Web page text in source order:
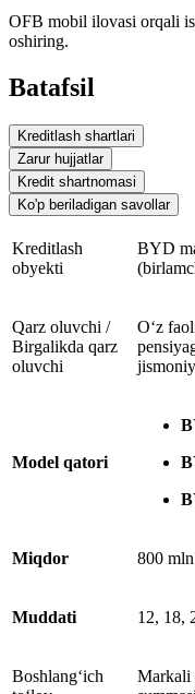
OFB mobil ilovasi orqali
oshiring.
Batafsil
Kreditlash shartlari
Zarur hujjatlar
Kredit shartnomasi
Ko'p beriladigan savollar
Kreditlash
obyekti
BYD
Qarz oluvchi /
Birgalikda qarz
oluvchi
O‘z
Model qatori
Miqdor 800 mln
Muddati 12, 18,
Boshlang‘ich
Markali